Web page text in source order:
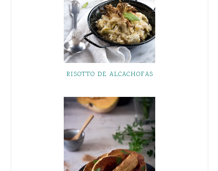
RISOTTO DE ALCACHOFAS